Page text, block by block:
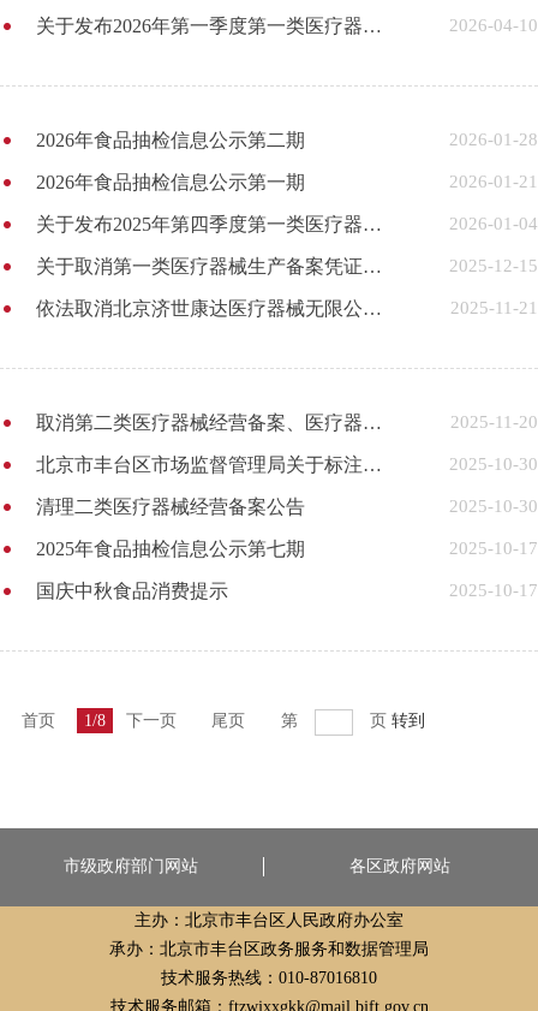
关于发布2026年第一季度第一类医疗器械备案产品目录的公告 2026-04-10
2026年食品抽检信息公示第二期 2026-01-28
2026年食品抽检信息公示第一期 2026-01-21
关于发布2025年第四季度第一类医疗器械备案产品目录的公告 2026-01-04
关于取消第一类医疗器械生产备案凭证的公告 2025-12-15
依法取消北京济世康达医疗器械无限公司等_70_家企业 2025-11-21
取消第二类医疗器械经营备案、医疗器械网络销售备案企业名单_100_家 2025-11-20
北京市丰台区市场监督管理局关于标注北京康成医疗器械有限公司大红门店等二十家企业 2025-10-30
清理二类医疗器械经营备案公告 2025-10-30
2025年食品抽检信息公示第七期 2025-10-17
国庆中秋食品消费提示 2025-10-17
首页 1/8 下一页 尾页 第 页 转到
市级政府部门网站 各区政府网站
主办：北京市丰台区人民政府办公室
承办：北京市丰台区政务服务和数据管理局
技术服务热线：010-87016810
技术服务邮箱：ftzwjxxgkk@mail.bjft.gov.cn